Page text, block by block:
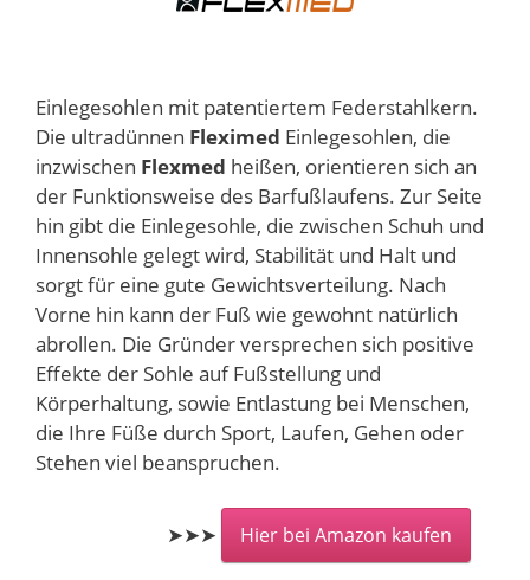
Einlegesohlen mit patentiertem Federstahlkern.
Die ultradünnen Fleximed Einlegesohlen, die
inzwischen Flexmed heißen, orientieren sich an
der Funktionsweise des Barfußlaufens. Zur Seite
hin gibt die Einlegesohle, die zwischen Schuh und
Innensohle gelegt wird, Stabilität und Halt und
sorgt für eine gute Gewichtsverteilung. Nach
Vorne hin kann der Fuß wie gewohnt natürlich
abrollen. Die Gründer versprechen sich positive
Effekte der Sohle auf Fußstellung und
Körperhaltung, sowie Entlastung bei Menschen,
die Ihre Füße durch Sport, Laufen, Gehen oder
Stehen viel beanspruchen.
➤➤➤ Hier bei Amazon kaufen